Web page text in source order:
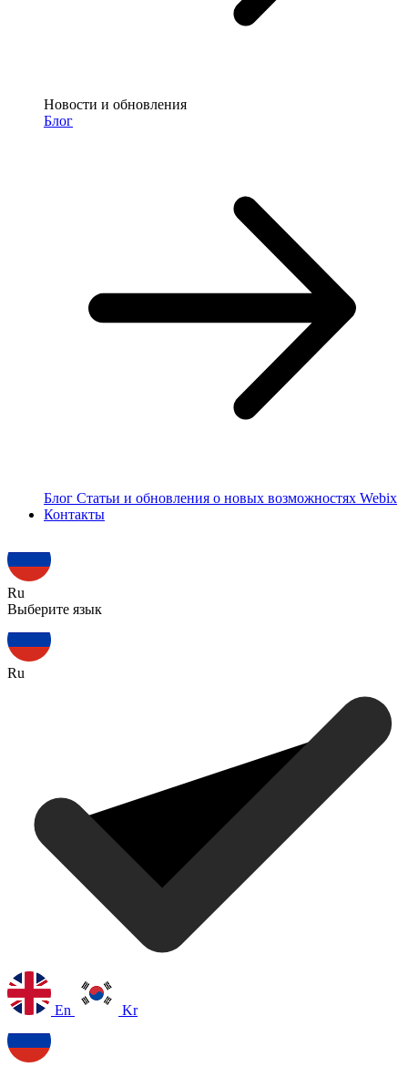
Новости и обновления
Блог
Блог Статьи и обновления о новых возможностях Webix
Контакты
Ru
Выберите язык
Ru
En Kr